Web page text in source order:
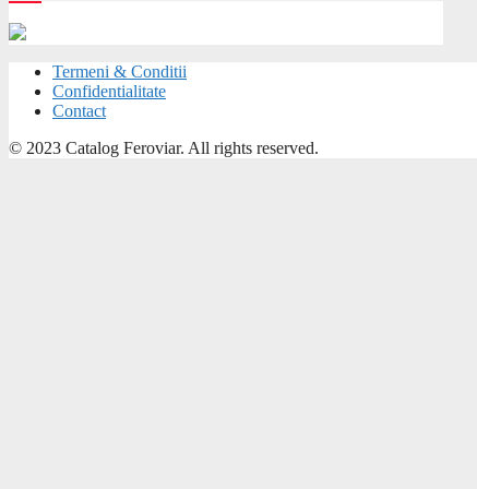
Termeni & Conditii
Confidentialitate
Contact
© 2023 Catalog Feroviar. All rights reserved.